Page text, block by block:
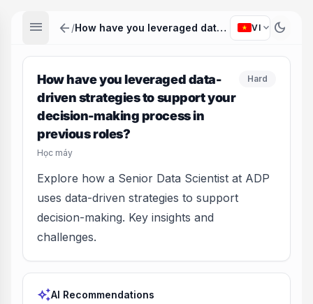
menu arrow_back / How have you leveraged data-driven strategies to support your decision-making process in previous roles? VI expand_more dark_mode
How have you leveraged data-
driven strategies to support your
decision-making process in
previous roles?
Học máy
Hard
Explore how a Senior Data Scientist at ADP
uses data-driven strategies to support
decision-making. Key insights and
challenges.
auto_awesomeAI Recommendations